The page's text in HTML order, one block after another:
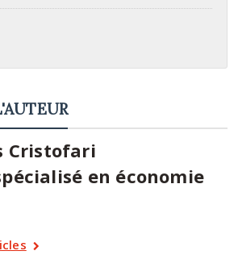
Cristofari
en économie